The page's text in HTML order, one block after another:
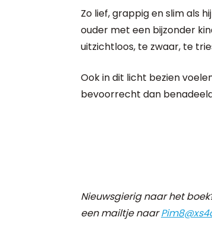
Zo lief, grappig en slim als
ouder met een bijzonder
uitzichtloos, te zwaar, te
Ook in dit licht bezien
bevoorrecht dan
Nieuwsgierig naar het
een mailtje naar